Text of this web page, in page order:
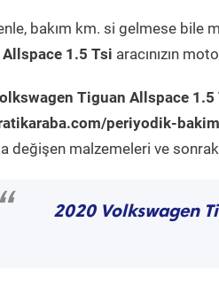
bakım km. si gelmese bile
1.5 Tsi aracınızın
Tiguan Allspace 1.5
periyodik-
değişen malzemeleri ve
“ 2020 Volkswagen